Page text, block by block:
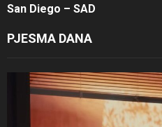
San Diego – SAD
PJESMA DANA